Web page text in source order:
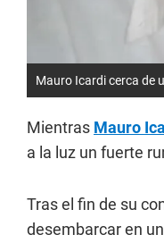
Mauro Icardi cerca de
Mientras Mauro
a la luz un fuerte
Tras el fin de su
desembarcar en